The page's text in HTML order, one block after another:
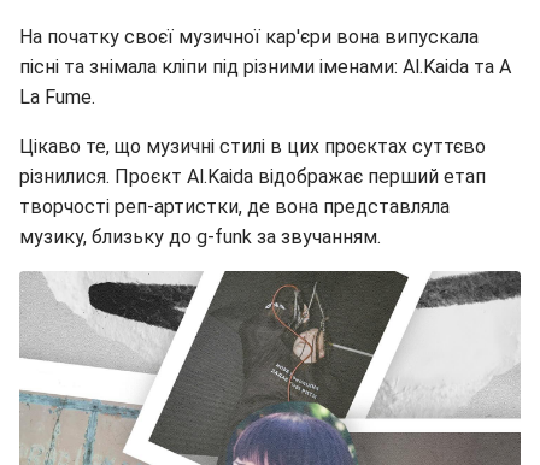
На початку своєї музичної кар'єри вона випускала
пісні та знімала кліпи під різними іменами: Al.Kaida та A
La Fume.
Цікаво те, що музичні стилі в цих проєктах суттєво
різнилися. Проєкт Al.Kaida відображає перший етап
творчості реп-артистки, де вона представляла
музику, близьку до g-funk за звучанням.